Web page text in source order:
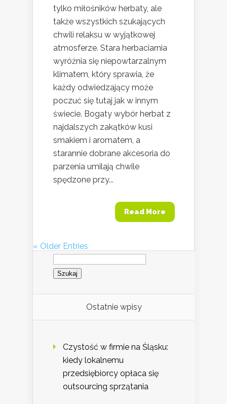
tylko miłośników herbaty, ale
także wszystkich szukających
chwili relaksu w wyjątkowej
atmosferze. Stara herbaciarnia
wyróżnia się niepowtarzalnym
klimatem, który sprawia, że
każdy odwiedzający może
poczuć się tutaj jak w innym
świecie. Bogaty wybór herbat z
najdalszych zakątków kusi
smakiem i aromatem, a
starannie dobrane akcesoria do
parzenia umilają chwile
spędzone przy...
Read More
« Older Entries
Szukaj:
Ostatnie wpisy
Czystość w firmie na Śląsku:
kiedy lokalnemu
przedsiębiorcy opłaca się
outsourcing sprzątania